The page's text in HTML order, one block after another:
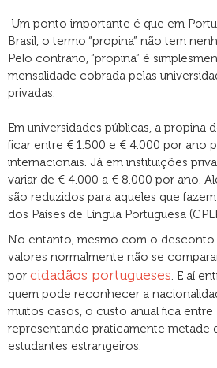
Um ponto importante é que em
Brasil, o termo “propina” não tem
Pelo contrário, “propina” é
mensalidade cobrada pelas
privadas.
Em universidades públicas, a propina
ficar entre € 1.500 e € 4.000 por ano
internacionais. Já em instituições
variar de € 4.000 a € 8.000 por ano.
são reduzidos para aqueles que
dos Países de Língua Portuguesa
No entanto, mesmo com o desconto
valores normalmente não se
por cidadãos portugueses . E aí
quem pode reconhecer a
muitos casos, o custo anual fica entre
representando praticamente metade
estudantes estrangeiros.